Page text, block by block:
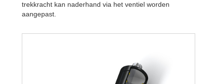
trekkracht kan naderhand via het ventiel worden
aangepast.